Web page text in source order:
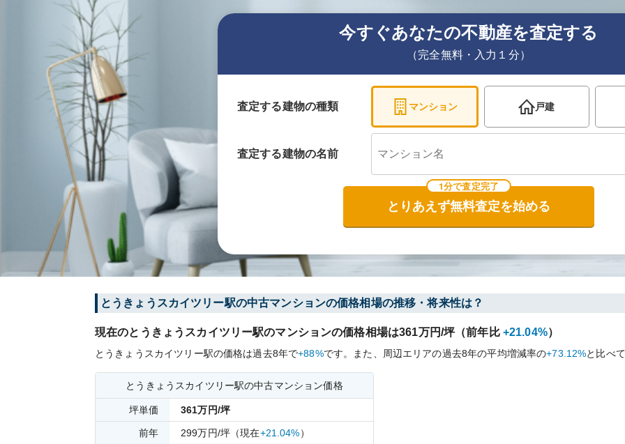
今すぐあなたの不動産を査定する
（完全無料・入力１分）
査定する建物の種類 マンション 戸建
査定する建物の名前
1分で査定完了
とりあえず無料査定を始める
とうきょうスカイツリー駅の中古マンションの価格相場の推移・将来性は？
現在のとうきょうスカイツリー駅のマンションの価格相場は361万円/坪（前年比 +21.04%）
とうきょうスカイツリー駅の価格は過去8年で+88%です。 また、周辺エリアの過去8年の平均増減率の+73.12%と比べて
とうきょうスカイツリー駅の中古マンション価格
坪単価 361万円/坪
前年 299万円/坪 （現在+21.04%）